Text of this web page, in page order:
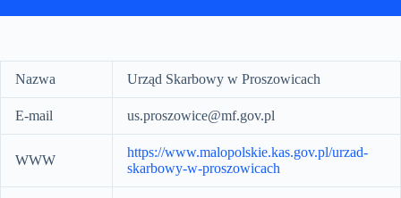
Nazwa Urząd Skarbowy w Proszowicach
E-mail us.proszowice@mf.gov.pl
WWW
https://www.malopolskie.kas.gov.pl/urzad-
skarbowy-w-proszowicach